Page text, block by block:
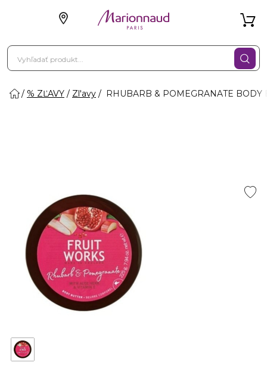
% ZĽAVY Zl'avy RHUBARB & POMEGRANATE BODY